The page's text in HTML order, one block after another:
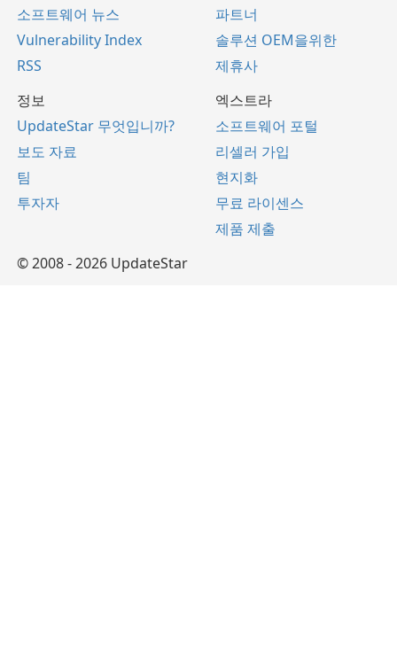
소프트웨어 뉴스
Vulnerability Index
RSS
파트너
솔루션 OEM을위한
제휴사
정보
UpdateStar 무엇입니까?
보도 자료
팀
투자자
엑스트라
소프트웨어 포털
리셀러 가입
현지화
무료 라이센스
제품 제출
© 2008 - 2026 UpdateStar